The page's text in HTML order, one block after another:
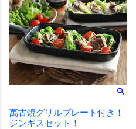
萬古焼グリルプレート付き！
ジンギスセット！